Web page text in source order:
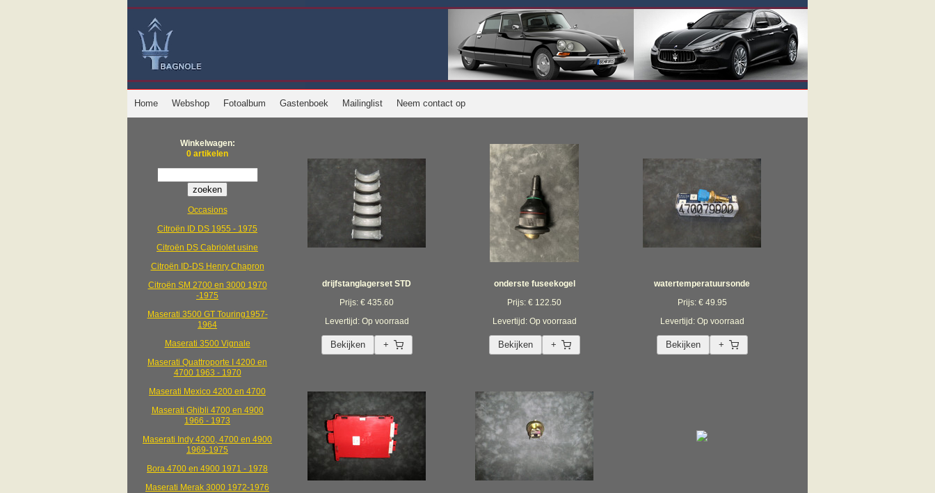
Home Webshop Fotoalbum Gastenboek Mailinglist Neem contact op
Winkelwagen:
0 artikelen
Occasions
Citroën ID DS 1955 - 1975
Citroën DS Cabriolet usine
Citroën ID-DS Henry Chapron
Citroën SM 2700 en 3000 1970
-1975
Maserati 3500 GT Touring1957-
1964
Maserati 3500 Vignale
Maserati Quattroporte I 4200 en
4700 1963 - 1970
Maserati Mexico 4200 en 4700
Maserati Ghibli 4700 en 4900
1966 - 1973
Maserati Indy 4200, 4700 en 4900
1969-1975
Bora 4700 en 4900 1971 - 1978
Maserati Merak 3000 1972-1976
drijfstanglagerset STD
Prijs: € 435.60
Levertijd: Op voorraad
Bekijken +
onderste fuseekogel
Prijs: € 122.50
Levertijd: Op voorraad
Bekijken +
watertemperatuursonde
Prijs: € 49.95
Levertijd: Op voorraad
Bekijken +